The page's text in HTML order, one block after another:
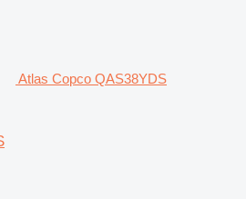
Atlas Copco QAS38YDS